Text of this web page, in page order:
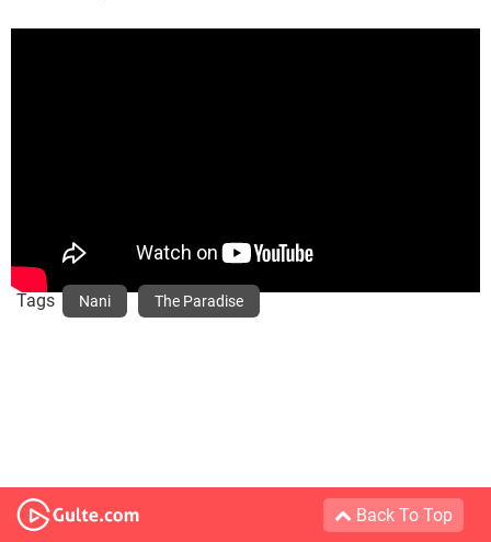
Tags Nani The Paradise
Back To Top